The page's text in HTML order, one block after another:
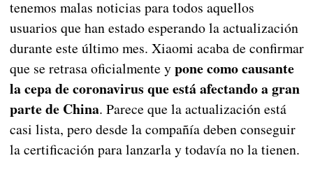
tenemos malas noticias para todos aquellos
usuarios que han estado esperando la actualización
durante este último mes. Xiaomi acaba de confirmar
que se retrasa oficialmente ypone como causante
la cepa de coronavirus que está afectando a gran
parte de China. Parece que la actualización está
casi lista, pero desde la compañía deben conseguir
la certificación para lanzarla y todavía no la tienen.